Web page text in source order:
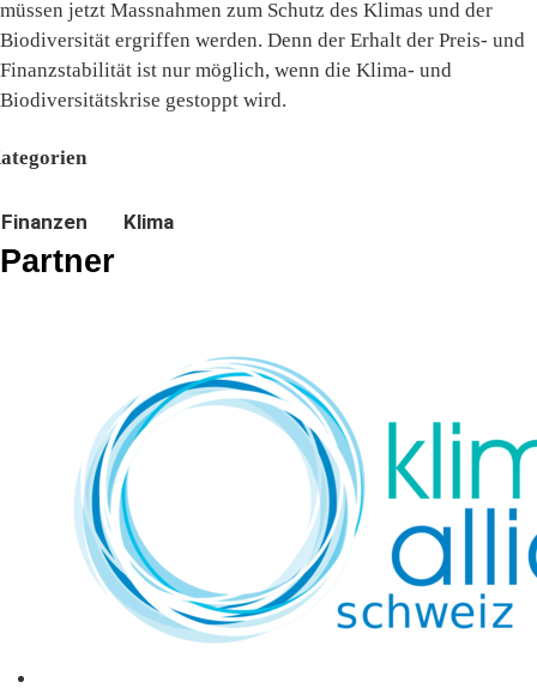
müssen jetzt Massnahmen zum Schutz des Klimas und der
Biodiversität ergriffen werden. Denn der Erhalt der Preis- und
Finanzstabilität ist nur möglich, wenn die Klima- und
Biodiversitätskrise gestoppt wird.
Finanzen Klima
Partner